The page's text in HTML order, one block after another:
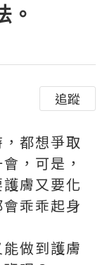
。
追蹤
都想爭取
，可是，
膚又要化
乖乖起身
做到護膚